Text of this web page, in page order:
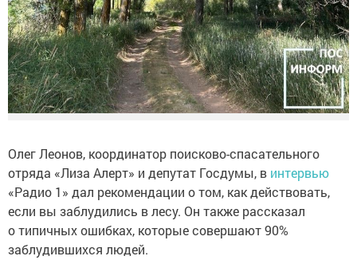
Олег Леонов, координатор поисково-спасательного
отряда «Лиза Алерт» и депутат Госдумы, в интервью
«Радио 1» дал рекомендации о том, как действовать,
если вы заблудились в лесу. Он также рассказал
о типичных ошибках, которые совершают 90%
заблудившихся людей.